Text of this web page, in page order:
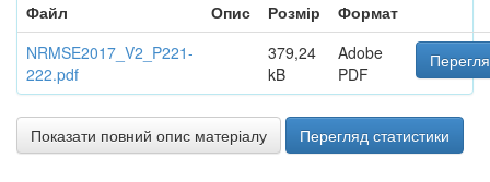
Файл
Опис Розмір
Формат
NRMSE2017_V2_P221-
222.pdf
379,24
kB
Adobe
PDF
Показати повний опис матеріалу Перегляд статистики